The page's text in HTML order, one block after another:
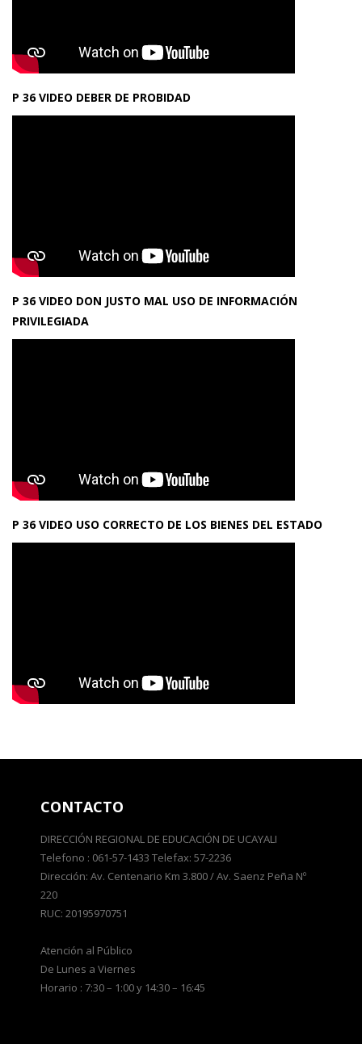
P 36 VIDEO DEBER DE PROBIDAD
P 36 VIDEO DON JUSTO MAL USO DE INFORMACIÓN
PRIVILEGIADA
P 36 VIDEO USO CORRECTO DE LOS BIENES DEL ESTADO
CONTACTO
DIRECCIÓN REGIONAL DE EDUCACIÓN DE UCAYALI
Telefono : 061-57-1433 Telefax: 57-2236
Dirección: Av. Centenario Km 3.800 / Av. Saenz Peña Nº
220
RUC: 20195970751
Atención al Público
De Lunes a Viernes
Horario : 7:30 – 1:00 y 14:30 – 16:45